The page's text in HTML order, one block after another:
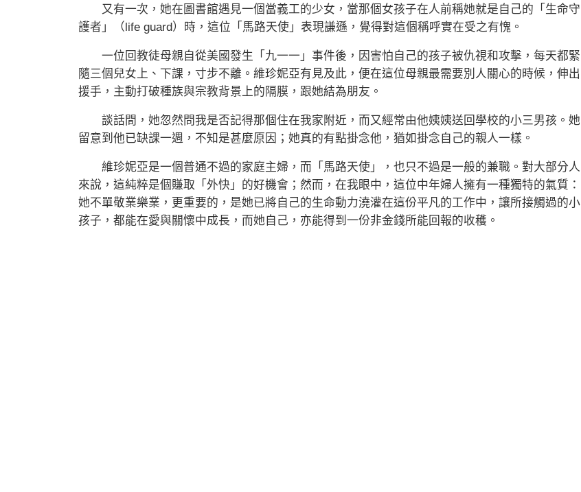
又有一次，她在圖書館遇見一個當義工的少女，當那個女孩子在人前稱她就是自己的「生命守
護者」（life guard）時，這位「馬路天使」表現謙遜，覺得對這個稱呼實在受之有愧。
一位回教徒母親自從美國發生「九一一」事件後，因害怕自己的孩子被仇視和攻擊，每天都緊
隨三個兒女上、下課，寸步不離。維珍妮亞有見及此，便在這位母親最需要別人關心的時候，伸出
援手，主動打破種族與宗教背景上的隔膜，跟她結為朋友。
談話間，她忽然問我是否記得那個住在我家附近，而又經常由他姨姨送回學校的小三男孩。她
留意到他已缺課一週，不知是甚麼原因；她真的有點掛念他，猶如掛念自己的親人一樣。
維珍妮亞是一個普通不過的家庭主婦，而「馬路天使」，也只不過是一般的兼職。對大部分人
來說，這純粹是個賺取「外快」的好機會；然而，在我眼中，這位中年婦人擁有一種獨特的氣質：
她不單敬業樂業，更重要的，是她已將自己的生命動力澆灌在這份平凡的工作中，讓所接觸過的小
孩子，都能在愛與關懷中成長，而她自己，亦能得到一份非金錢所能回報的收穫。